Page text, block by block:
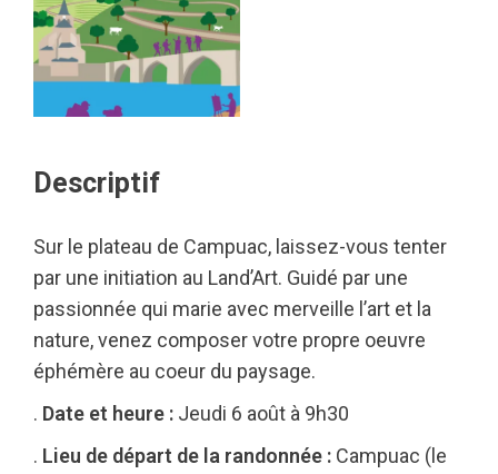
Descriptif
Sur le plateau de Campuac, laissez-vous tenter
par une initiation au Land’Art. Guidé par une
passionnée qui marie avec merveille l’art et la
nature, venez composer votre propre oeuvre
éphémère au coeur du paysage.
. Date et heure : Jeudi 6 août à 9h30
. Lieu de départ de la randonnée : Campuac (le